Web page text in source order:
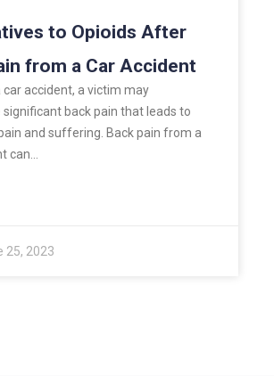
to Opioids After
from a Car Accident
car accident, a victim may
significant back pain that leads to
and suffering. Back pain from a
can…
25, 2023